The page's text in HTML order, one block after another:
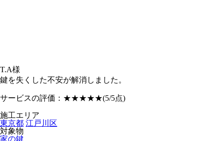
T.A様
鍵を失くした不安が解消しました。
サービスの評価： ★★★★★(5/5点)
施工エリア
東京都 江戸川区
対象物
家の鍵